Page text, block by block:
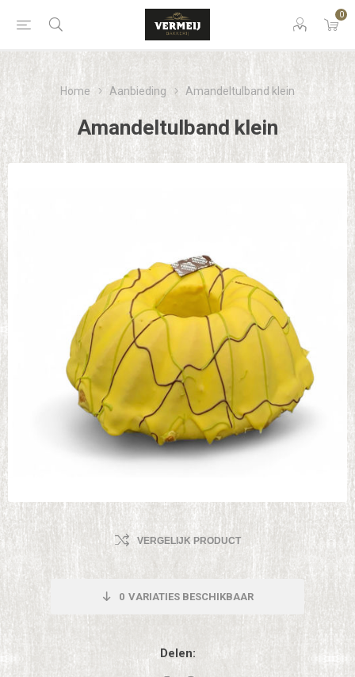
0
Home Aanbieding Amandeltulband klein
Amandeltulband klein
VERGELIJK PRODUCT
0 VARIATIES BESCHIKBAAR
Delen: